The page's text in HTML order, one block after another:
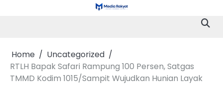
Home
Uncategorized
RTLH Bapak Safari Rampung 100 Persen, Satgas
TMMD Kodim 1015/Sampit Wujudkan Hunian Layak